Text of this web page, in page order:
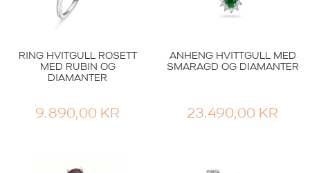
RING HVITGULL ROSETT
MED RUBIN OG
DIAMANTER
9.890,00 KR
ANHENG HVITTGULL MED
SMARAGD OG DIAMANTER
23.490,00 KR